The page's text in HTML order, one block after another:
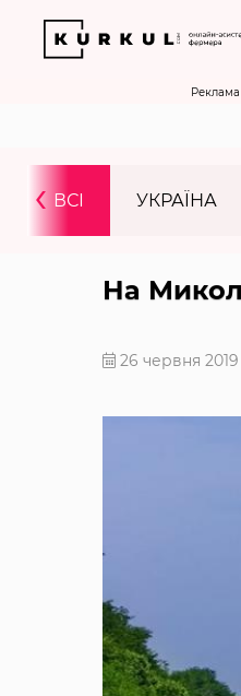
Реклама
ВСІ УКРАЇНА
‹
На
26 червня 2019